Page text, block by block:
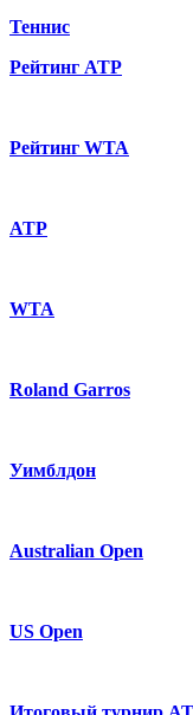
Теннис
Рейтинг ATP
Рейтинг WTA
ATP
WTA
Roland Garros
Уимблдон
Australian Open
US Open